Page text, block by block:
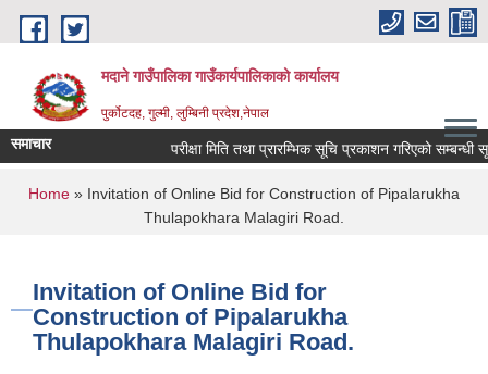
Skip to main content
मदाने गाउँपालिका गाउँकार्यपालिकाको कार्यालय
पुर्कोटदह, गुल्मी, लुम्बिनी प्रदेश,नेपाल
समाचार परीक्षा मिति तथा प्रारम्भिक सूचि प्रकाशन गरिएको सम्बन्धी
You are here
Home » Invitation of Online Bid for Construction of Pipalarukha
Thulapokhara Malagiri Road.
Invitation of Online Bid for
Construction of Pipalarukha
Thulapokhara Malagiri Road.